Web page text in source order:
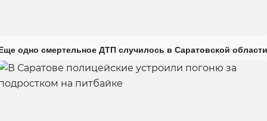
одно смертельное ДТП случилось в Саратовской области